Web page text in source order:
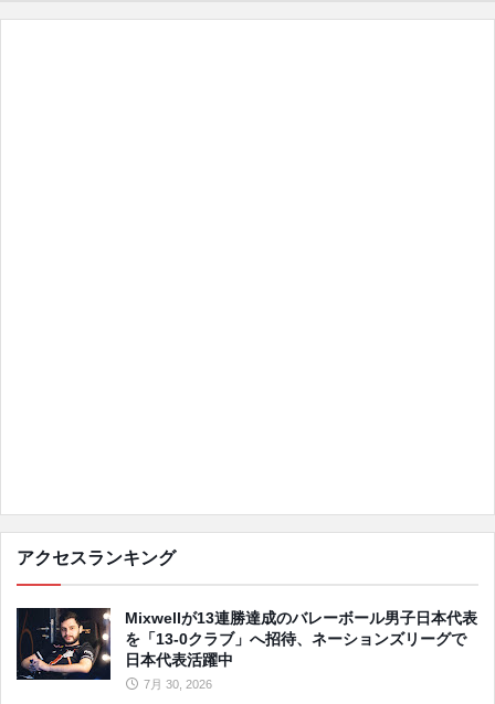
アクセスランキング
Mixwellが13連勝達成のバレーボール男子日本代表
を「13-0クラブ」へ招待、ネーションズリーグで
日本代表活躍中
7月 30, 2026